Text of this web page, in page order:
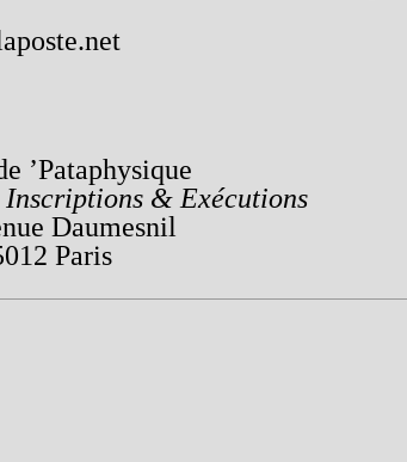
’Pataphysique
& Exécutions
Daumesnil
Paris